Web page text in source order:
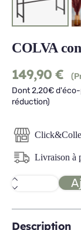
COLVA
149,90 €
Dont 2,20€
réduction)
Livraison à
quantité
de
console
2P
Description